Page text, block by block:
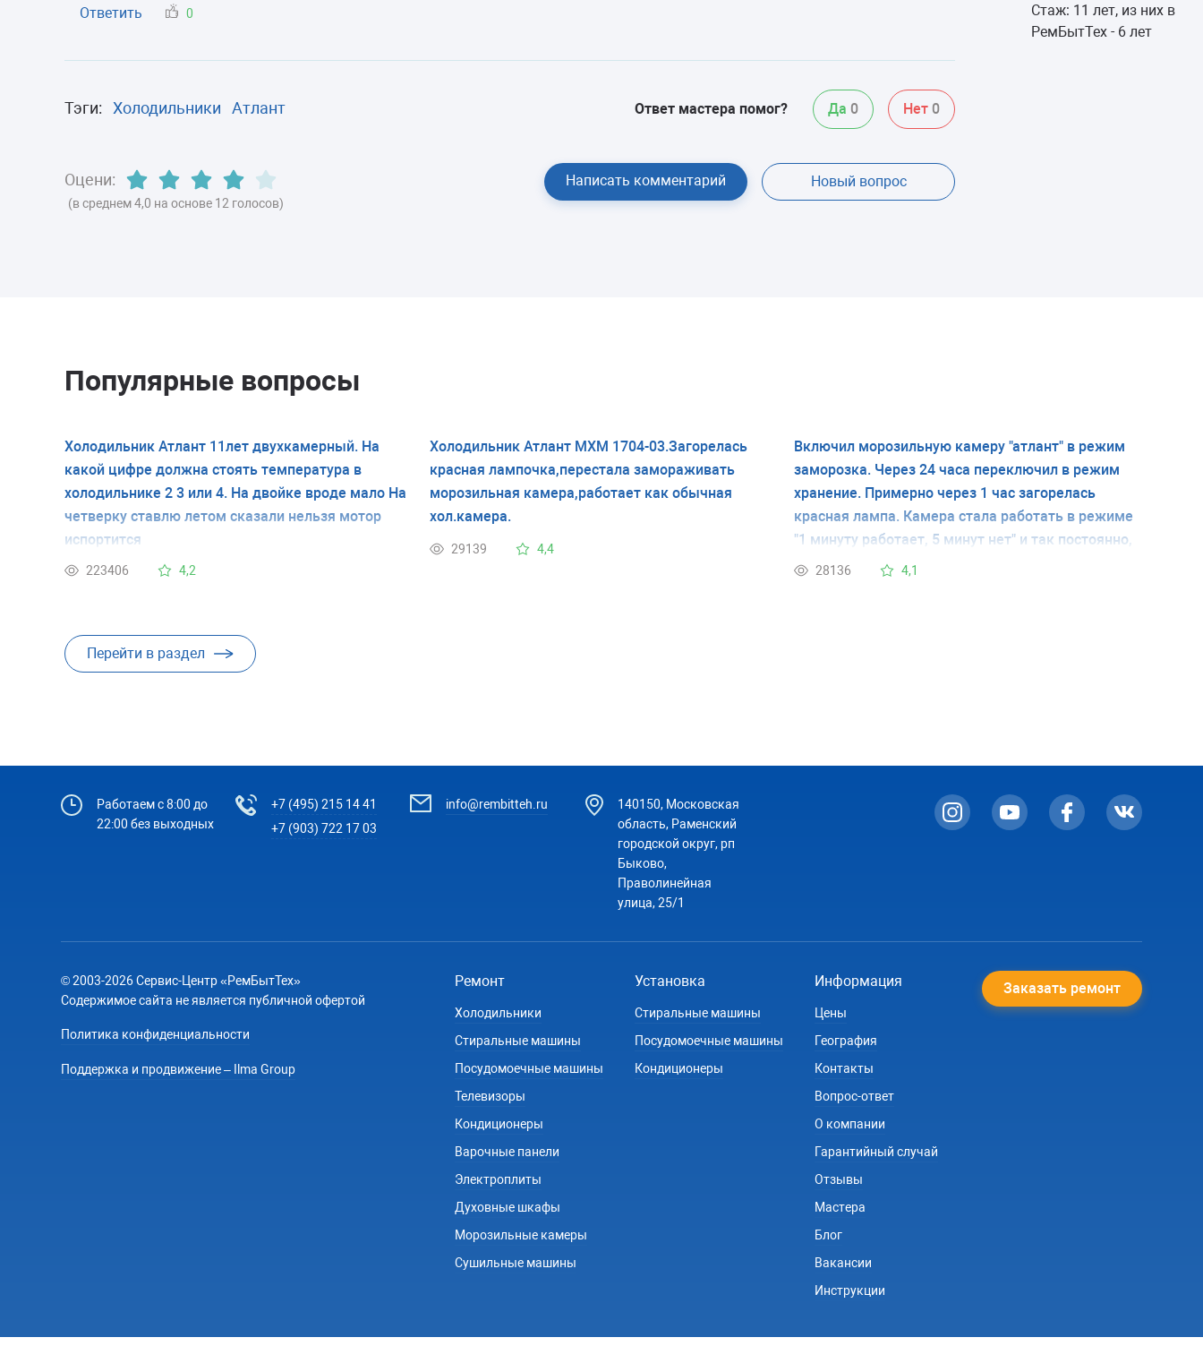
Стаж: 11 лет, из них в
РемБытТех - 6 лет
Ответить 0
Тэги: Холодильники Атлант Ответ мастера помог? Да 0 Нет 0
Оцени:
(в среднем 4,0 на основе 12 голосов)
Написать комментарий Новый вопрос
Популярные вопросы
Холодильник Атлант 11лет двухкамерный. На
какой цифре должна стоять температура в
холодильнике 2 3 или 4. На двойке вроде мало На
четверку ставлю летом сказали нельзя мотор
испортится
223406 4,2
Холодильник Атлант МХМ 1704-03.Загорелась
красная лампочка,перестала замораживать
морозильная камера,работает как обычная
хол.камера.
29139 4,4
Включил морозильную камеру "атлант" в режим
заморозка. Через 24 часа переключил в режим
хранение. Примерно через 1 час загорелась
красная лампа. Камера стала работать в режиме
"1 минуту работает, 5 минут нет" и так постоянно,
при этом постоянно горит красная лампа .
28136 4,1
Перейти в раздел
Работаем с 8:00 до
22:00 без выходных
+7 (495) 215 14 41
+7 (903) 722 17 03
info@rembitteh.ru
140150, Московская
область, Раменский
городской округ, рп
Быково,
Праволинейная
улица, 25/1
© 2003-2026 Сервис-Центр «РемБытТех»
Содержимое сайта не является публичной офертой
Политика конфиденциальности
Поддержка и продвижение – Ilma Group
Ремонт
Холодильники
Стиральные машины
Посудомоечные машины
Телевизоры
Кондиционеры
Варочные панели
Электроплиты
Духовные шкафы
Морозильные камеры
Сушильные машины
Установка
Стиральные машины
Посудомоечные машины
Кондиционеры
Информация
Цены
География
Контакты
Вопрос-ответ
О компании
Гарантийный случай
Отзывы
Мастера
Блог
Вакансии
Инструкции
Заказать ремонт